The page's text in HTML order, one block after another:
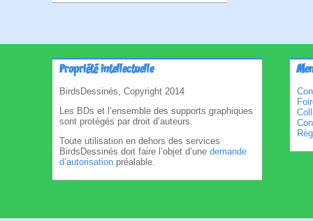
Propriété intellectuelle
BirdsDessinés, Copyright 2014
Les BDs et l’ensemble des supports graphiques
sont protégés par droit d’auteurs.
Toute utilisation en dehors des services
BirdsDessinés doit faire l’objet d’une demande
d’autorisation préalable.